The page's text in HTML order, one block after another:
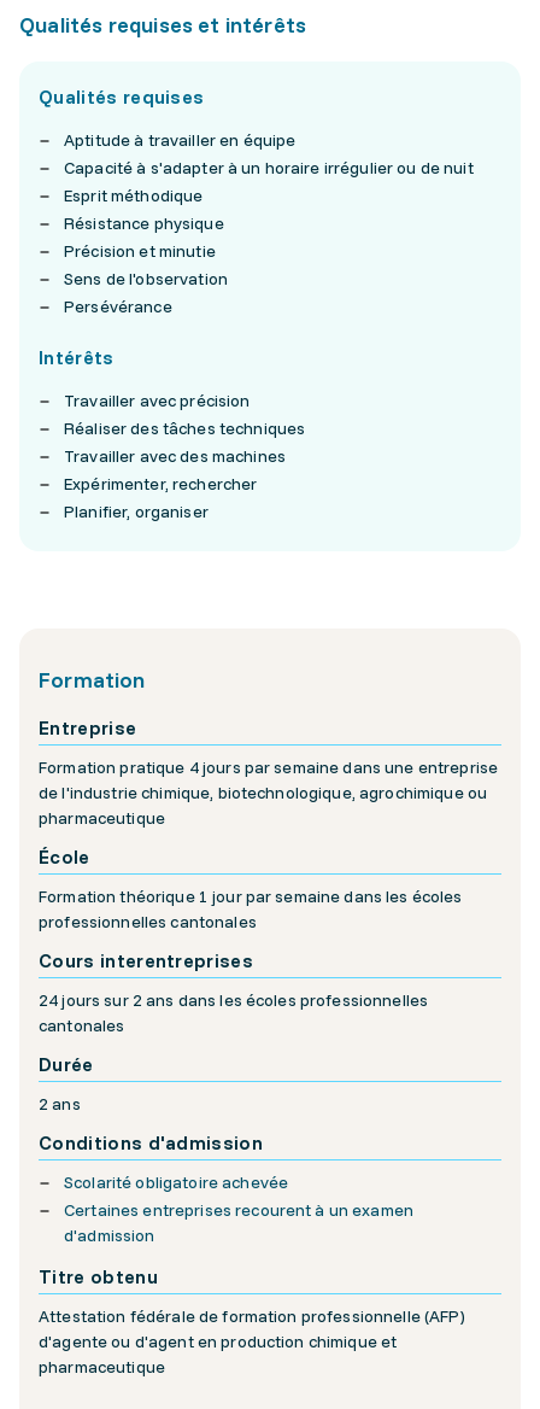
Qualités requises et intérêts
Qualités requises
Aptitude à travailler en équipe
Capacité à s'adapter à un horaire irrégulier ou de nuit
Esprit méthodique
Résistance physique
Précision et minutie
Sens de l'observation
Persévérance
Intérêts
Travailler avec précision
Réaliser des tâches techniques
Travailler avec des machines
Expérimenter, rechercher
Planifier, organiser
Formation
Entreprise
Formation pratique 4 jours par semaine dans une entreprise
de l'industrie chimique, biotechnologique, agrochimique ou
pharmaceutique
École
Formation théorique 1 jour par semaine dans les écoles
professionnelles cantonales
Cours interentreprises
24 jours sur 2 ans dans les écoles professionnelles
cantonales
Durée
2 ans
Conditions d'admission
Scolarité obligatoire achevée
Certaines entreprises recourent à un examen
d'admission
Titre obtenu
Attestation fédérale de formation professionnelle (AFP)
d'agente ou d'agent en production chimique et
pharmaceutique